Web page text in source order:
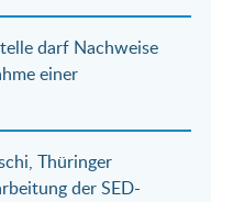
darf Nachweise
einer
Thüringer
der SED-